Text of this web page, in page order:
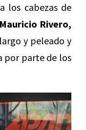
los cabezas de
Mauricio Rivero,
y peleado y
por parte de los